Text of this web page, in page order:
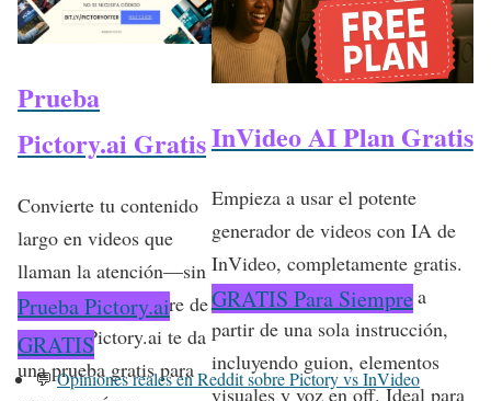
Prueba
Pictory.ai Gratis
Convierte tu contenido
largo en videos que
llaman la atención—sin
usar ningún software de
edición. Pictory.ai te da
una prueba gratis para
Prueba Pictory.ai
GRATIS
InVideo AI Plan Gratis
Empieza a usar el potente
generador de videos con IA de
InVideo, completamente gratis.
Genera videos completos a
partir de una sola instrucción,
incluyendo guion, elementos
visuales y voz en off. Ideal para
GRATIS Para Siempre
💬Opiniones reales en Reddit sobre Pictory vs InVideo